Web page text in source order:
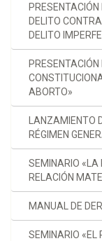
DELITO
DELITO
ABORTO»
LANZAMIENTO
RÉGIMEN
SEMINARIO «LA
RELACIÓN
MANUAL DE
SEMINARIO «EL